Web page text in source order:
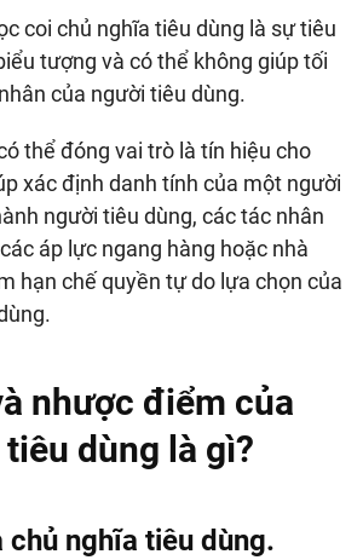
coi chủ nghĩa tiêu dùng là sự tiêu
tượng và có thể không giúp tối
của người tiêu dùng.
thể đóng vai trò là tín hiệu cho
xác định danh tính của một người
người tiêu dùng, các tác nhân
áp lực ngang hàng hoặc nhà
hạn chế quyền tự do lựa chọn của
nhược điểm của
dùng là gì?
chủ nghĩa tiêu dùng.